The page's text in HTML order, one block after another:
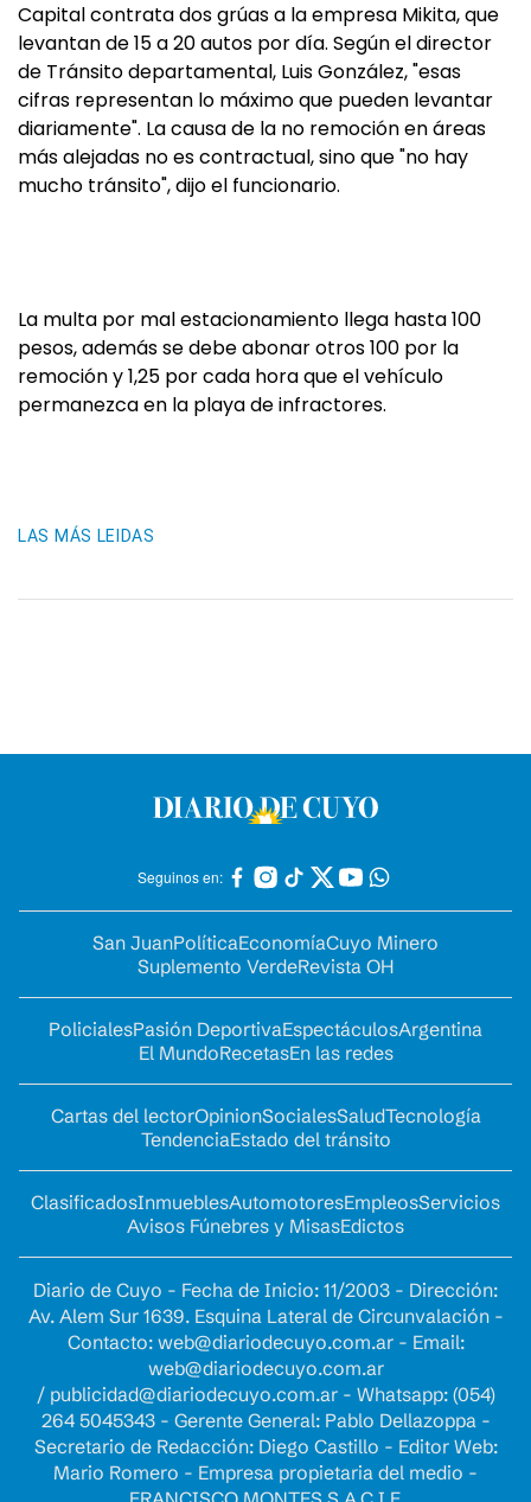
Capital contrata dos grúas a la empresa Mikita, que
levantan de 15 a 20 autos por día. Según el director
de Tránsito departamental, Luis González, "esas
cifras representan lo máximo que pueden levantar
diariamente". La causa de la no remoción en áreas
más alejadas no es contractual, sino que "no hay
mucho tránsito", dijo el funcionario.
La multa por mal estacionamiento llega hasta 100
pesos, además se debe abonar otros 100 por la
remoción y 1,25 por cada hora que el vehículo
permanezca en la playa de infractores.
LAS MÁS LEIDAS
Seguinos en:
San JuanPolíticaEconomíaCuyo Minero
Suplemento VerdeRevista OH
PolicialesPasión DeportivaEspectáculosArgentina
El MundoRecetasEn las redes
Cartas del lectorOpinionSocialesSaludTecnología
TendenciaEstado del tránsito
ClasificadosInmueblesAutomotoresEmpleosServicios
Avisos Fúnebres y MisasEdictos
Diario de Cuyo - Fecha de Inicio: 11/2003 - Dirección:
Av. Alem Sur 1639. Esquina Lateral de Circunvalación -
Contacto: web@diariodecuyo.com.ar- Email:
web@diariodecuyo.com.ar
/ publicidad@diariodecuyo.com.ar- Whatsapp: (054)
264 5045343 - Gerente General: Pablo Dellazoppa -
Secretario de Redacción: Diego Castillo - Editor Web:
Mario Romero - Empresa propietaria del medio -